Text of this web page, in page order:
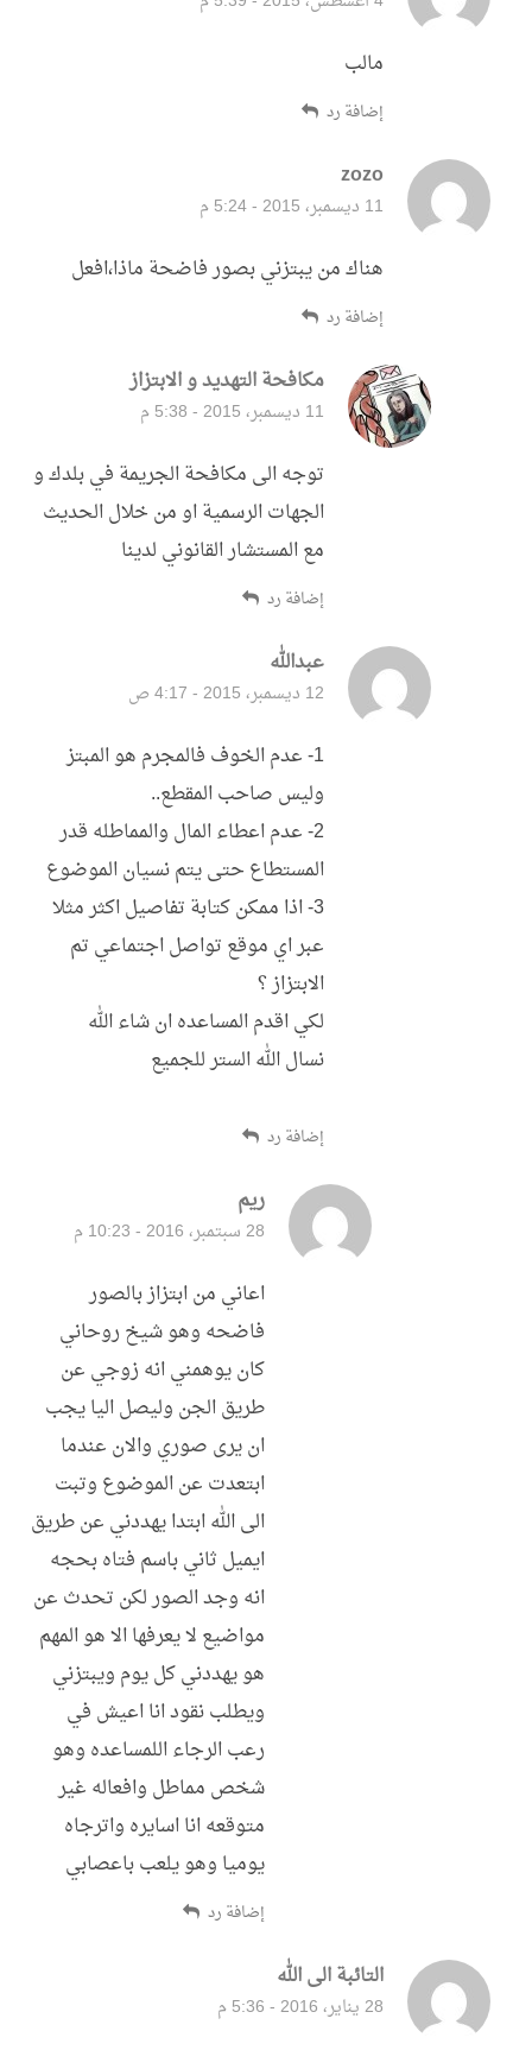
zozoقال:
11 ديسمبر، 2015 - 5:24 م
هناك من يبتزني بصور فاضحة ماذا،افعل
مكافحة التهديد و الابتزازقال:
11 ديسمبر، 2015 - 5:38 م
توجه الى مكافحة الجريمة في بلدك و
الجهات الرسمية او من خلال الحديث
مع المستشار القانوني لدينا
عبداللهقال:
12 ديسمبر، 2015 - 4:17 ص
1- عدم الخوف فالمجرم هو المبتز
وليس صاحب المقطع..
2- عدم اعطاء المال والمماطله قدر
المستطاع حتى يتم نسيان الموضوع
3- اذا ممكن كتابة تفاصيل اكثر مثلا
عبر اي موقع تواصل اجتماعي تم
لكي اقدم المساعده ان شاء الله
نسال الله الستر للجميع
ريمقال:
28 سبتمبر، 2016 - 10:23 م
اعاني من ابتزاز بالصور
فاضحه وهو شيخ روحاني
كان يوهمني انه زوجي عن
طريق الجن وليصل اليا يجب
ان يرى صوري والان عندما
ابتعدت عن الموضوع وتبت
الى الله ابتدا يهددني عن طريق
ايميل ثاني باسم فتاه بحجه
انه وجد الصور لكن تحدث عن
مواضيع لا يعرفها الا هو المهم
هو يهددني كل يوم ويبتزني
ويطلب نقود انا اعيش في
رعب الرجاء اللمساعده وهو
شخص مماطل وافعاله غير
متوقعه انا اسايره واترجاه
يوميا وهو يلعب باعصابي
التائبة الى اللهقال:
28 يناير، 2016 - 5:36 م